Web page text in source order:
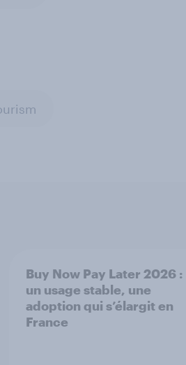
Buy Now Pay Later 2026 :
un usage stable, une
adoption qui s’élargit en
France